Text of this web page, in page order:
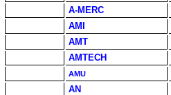
A-MERC
AMI
AMT
AMTECH
AMU
AN